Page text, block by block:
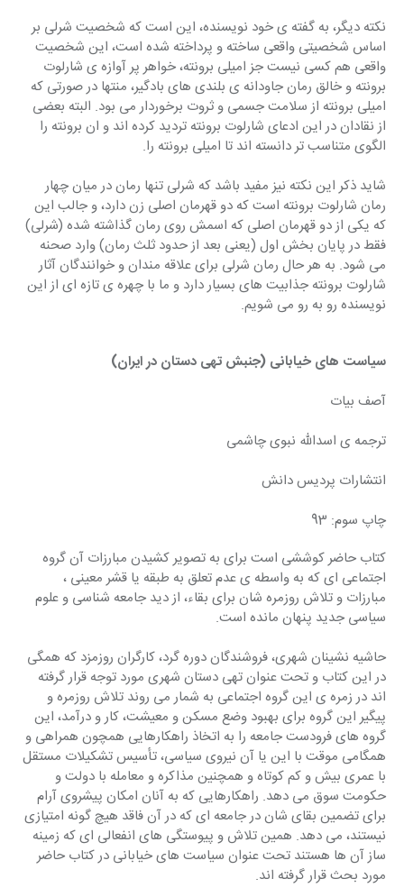
نکته دیگر، به گفته ی خود نویسنده، این است که شخصیت شرلی بر
اساس شخصیتی واقعی ساخته و پرداخته شده است، این شخصیت
واقعی هم کسی نیست جز امیلی برونته، خواهر پر آوازه ی شارلوت
برونته و خالق رمان جاودانه ی بلندی های بادگیر، منتها در صورتی که
امیلی برونته از سلامت جسمی و ثروت برخوردار می بود. البته بعضی
از نقادان در این ادعای شارلوت برونته تردید کرده اند و ان برونته را
الگوی متناسب تر دانسته اند تا امیلی برونته را.
شاید ذکر این نکته نیز مفید باشد که شرلی تنها رمان در میان چهار
رمان شارلوت برونته است که دو قهرمان اصلی زن دارد، و جالب این
که یکی از دو قهرمان اصلی که اسمش روی رمان گذاشته شده (شرلی)
فقط در پایان بخش اول (یعنی بعد از حدود ثلث رمان) وارد صحنه
می شود. به هر حال رمان شرلی برای علاقه مندان و خوانندگان آثار
شارلوت برونته جذابیت های بسیار دارد و ما با چهره ی تازه ای از این
نویسنده رو به رو می شویم.
سیاست های خیابانی (جنبش تهی دستان در ایران)
آصف بیات
ترجمه ی اسدالله نبوی چاشمی
انتشارات پردیس دانش
چاپ سوم: 93
کتاب حاضر کوششی است برای به تصویر کشیدن مبارزات آن گروه
اجتماعی ای که به واسطه ی عدم تعلق به طبقه یا قشر معینی ،
مبارزات و تلاش روزمره شان برای بقاء، از دید جامعه شناسی و علوم
سیاسی جدید پنهان مانده است.
حاشیه نشینان شهری، فروشندگان دوره گرد، کارگران روزمزد که همگی
در این کتاب و تحت عنوان تهی دستان شهری مورد توجه قرار گرفته
اند در زمره ی این گروه اجتماعی به شمار می روند تلاش روزمره و
پیگیر این گروه برای بهبود وضع مسکن و معیشت، کار و درآمد، این
گروه های فرودست جامعه را به اتخاذ راهکارهایی همچون همراهی و
همگامی موقت با این یا آن نیروی سیاسی، تأسیس تشکیلات مستقل
با عمری بیش و کم کوتاه و همچنین مذاکره و معامله با دولت و
حکومت سوق می دهد. راهکارهایی که به آنان امکان پیشروی آرام
برای تضمین بقای شان در جامعه ای که در آن فاقد هیچ گونه امتیازی
نیستند، می دهد. همین تلاش و پیوستگی های انفعالی ای که زمینه
ساز آن ها هستند تحت عنوان سیاست های خیابانی در کتاب حاضر
مورد بحث قرار گرفته اند.